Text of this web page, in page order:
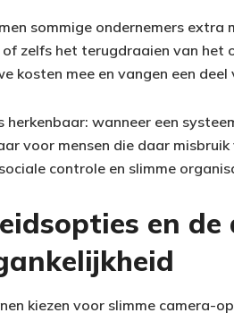
sommige ondernemers
zelfs het terugdraaien van het
kosten mee en vangen een
herkenbaar: wanneer een
voor mensen die daar
controle en slimme
en
kiezen voor slimme camera-